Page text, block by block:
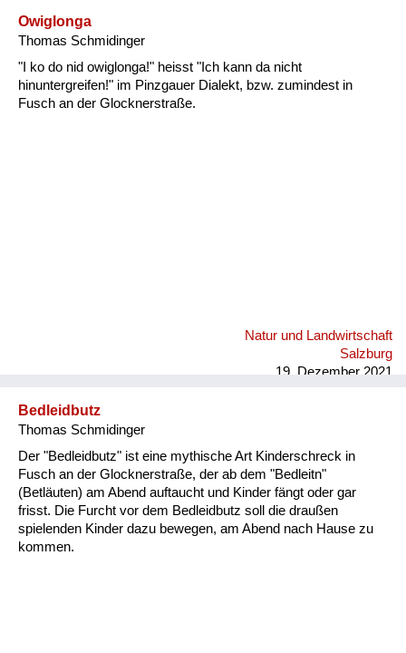
Natur und Landwirtschaft
Owiglonga
Thomas Schmidinger
"I ko do nid owiglonga!" heisst "Ich kann da nicht
hinuntergreifen!" im Pinzgauer Dialekt, bzw. zumindest in
Fusch an der Glocknerstraße.
Natur und Landwirtschaft
Salzburg
19. Dezember 2021
Bedleidbutz
Thomas Schmidinger
Der "Bedleidbutz" ist eine mythische Art Kinderschreck in
Fusch an der Glocknerstraße, der ab dem "Bedleitn"
(Betläuten) am Abend auftaucht und Kinder fängt oder gar
frisst. Die Furcht vor dem Bedleidbutz soll die draußen
spielenden Kinder dazu bewegen, am Abend nach Hause zu
kommen.